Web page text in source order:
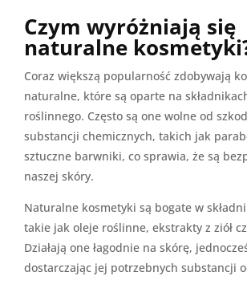
Czym wyróżniają się
naturalne
Coraz większą popularność zdobywają
naturalne, które są oparte na
roślinnego. Często są one wolne od
substancji chemicznych, takich jak
sztuczne barwniki, co sprawia, że są
naszej skóry.
Naturalne kosmetyki są bogate w
takie jak oleje roślinne, ekstrakty z ziół
Działają one łagodnie na skórę,
dostarczając jej potrzebnych substancji